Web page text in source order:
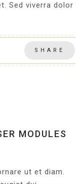
Sed viverra dolor
SHARE
MODULES
ut et diam.